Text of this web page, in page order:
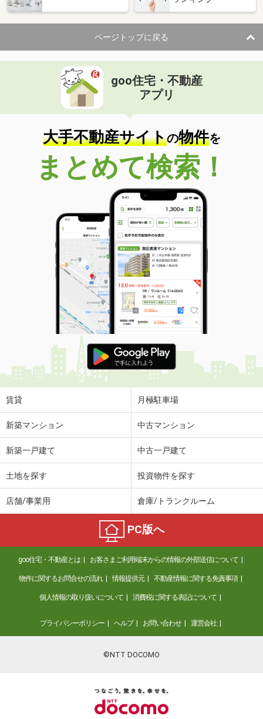
ページトップに戻る
goo住宅・不動産
アプリ
大手不動産サイトの物件を
まとめて検索！
賃貸 月極駐車場
新築マンション 中古マンション
新築一戸建て 中古一戸建て
土地を探す 投資物件を探す
店舗/事業用 倉庫/トランクルーム
PC版へ
goo住宅・不動産とは お客さまご利用端末からの情報の外部送信について
物件に関するお問合せの流れ 情報提供元 不動産情報に関する免責事項
個人情報の取り扱いについて 消費税に関する表記について
プライバシーポリシー ヘルプ お問い合わせ 運営会社
©NTT DOCOMO